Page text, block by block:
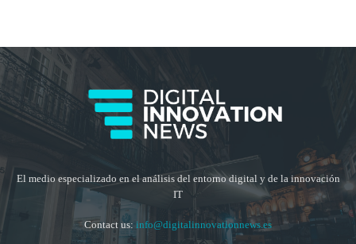
El medio especializado en el análisis del entorno digital y de la innovación
IT
Contact us: info@digitalinnovationnews.es